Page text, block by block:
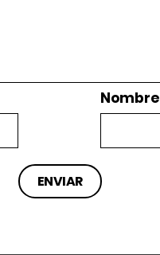
Nombre